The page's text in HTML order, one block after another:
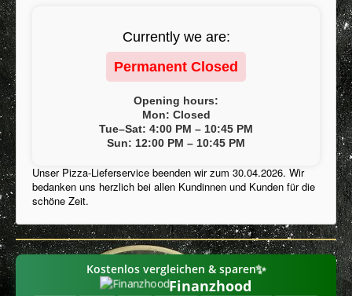
Minimum order value
Contact / Suggestions
Conditions
Imprint
Ingredients / Allergens
Frequently Asked Questions
Privacy Policy
Currently we are:
Permanent Closed
Opening hours:
Mon: Closed
Tue–Sat: 4:00 PM – 10:45 PM
Sun: 12:00 PM – 10:45 PM
Unser Pizza-Lieferservice beenden wir zum 30.04.2026. Wir
bedanken uns herzlich bei allen Kundinnen und Kunden für die
schöne Zeit.
Finanzhood
Kostenlos vergleichen & sparen✨